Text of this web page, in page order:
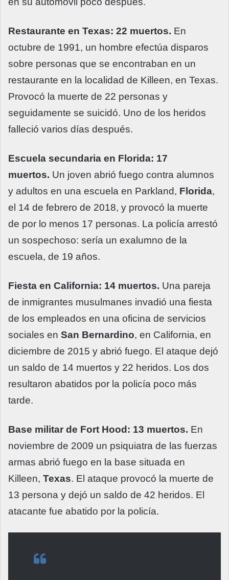
Restaurante en Texas: 22 muertos. En
octubre de 1991, un hombre efectúa disparos
sobre personas que se encontraban en un
restaurante en la localidad de Killeen, en Texas.
Provocó la muerte de 22 personas y
seguidamente se suicidó. Uno de los heridos
falleció varios días después.
Escuela secundaria en Florida: 17
muertos. Un joven abrió fuego contra alumnos
y adultos en una escuela en Parkland, Florida,
el 14 de febrero de 2018, y provocó la muerte
de por lo menos 17 personas. La policía arrestó
un sospechoso: sería un exalumno de la
escuela, de 19 años.
Fiesta en California: 14 muertos. Una pareja
de inmigrantes musulmanes invadió una fiesta
de los empleados en una oficina de servicios
sociales en San Bernardino, en California, en
diciembre de 2015 y abrió fuego. El ataque dejó
un saldo de 14 muertos y 22 heridos. Los dos
resultaron abatidos por la policía poco más
tarde.
Base militar de Fort Hood: 13 muertos. En
noviembre de 2009 un psiquiatra de las fuerzas
armas abrió fuego en la base situada en
Killeen, Texas. El ataque provocó la muerte de
13 persona y dejó un saldo de 42 heridos. El
atacante fue abatido por la policía.